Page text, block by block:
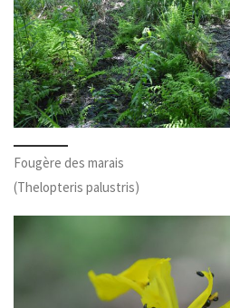
Fougère des marais
(Thelopteris palustris)